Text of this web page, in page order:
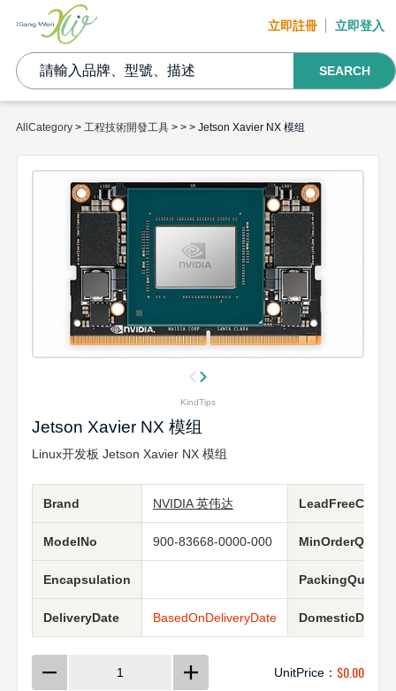
立即註冊 立即登入
SEARCH
AllCategory> 工程技術開發工具> > > Jetson Xavier NX 模组
KindTips
Jetson Xavier NX 模组
Linux开发板 Jetson Xavier NX 模组
Brand NVIDIA 英伟达
ModelNo 900-83668-0000-000
Encapsulation
DeliveryDate BasedOnDeliveryDate
UnitPrice： $0.00